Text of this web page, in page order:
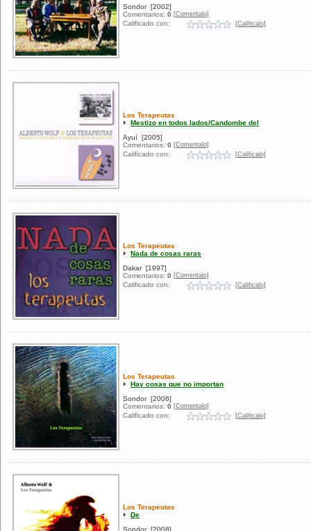
Sondor [2002]
Comentarios: 0 [Comentalo]
Calificado con: [Calificalo]
Los Terapeutas
Mestizo en todos lados/Candombe del
Ayuí [2005]
Comentarios: 0 [Comentalo]
Calificado con: [Calificalo]
Los Terapeutas
Nada de cosas raras
Dakar [1997]
Comentarios: 0 [Comentalo]
Calificado con: [Calificalo]
Los Terapeutas
Hay cosas que no importan
Sondor [2006]
Comentarios: 0 [Comentalo]
Calificado con: [Calificalo]
Los Terapeutas
De
Sondor [2008]